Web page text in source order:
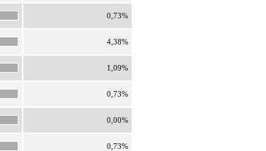
0,73%
4,38%
1,09%
0,73%
0,00%
0,73%